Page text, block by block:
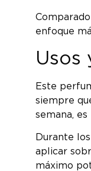
enfoque
Usos
Este
siempre
semana,
Durante
aplicar
máximo